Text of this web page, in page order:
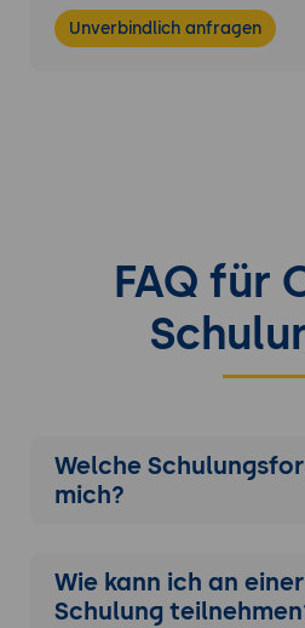
Unverbindlich anfragen
FAQ für
Welche
mich?
Wie kann ich an einer
Schulung